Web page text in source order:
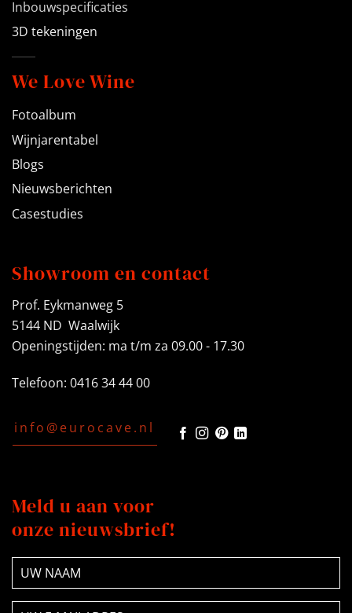
Inbouwspecificaties
3D tekeningen
We Love Wine
Fotoalbum
Wijnjarentabel
Blogs
Nieuwsberichten
Casestudies
Showroom en contact
Prof. Eykmanweg 5
5144 ND Waalwijk
Openingstijden: ma t/m za 09.00 - 17.30
Telefoon: 0416 34 44 00
info@eurocave.nl
Meld u aan voor
onze nieuwsbrief!
NAAM
(Vereist)